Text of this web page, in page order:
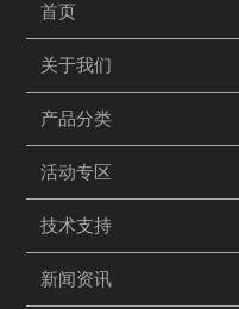
首页
关于我们
产品分类
活动专区
技术支持
新闻资讯